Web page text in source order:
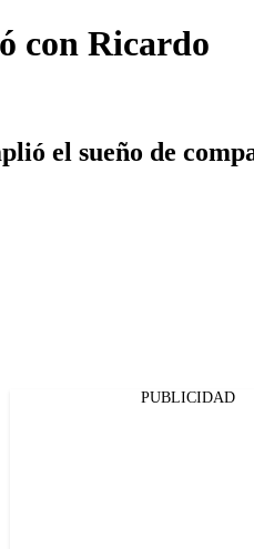
con Ricardo
el sueño de
PUBLICIDAD